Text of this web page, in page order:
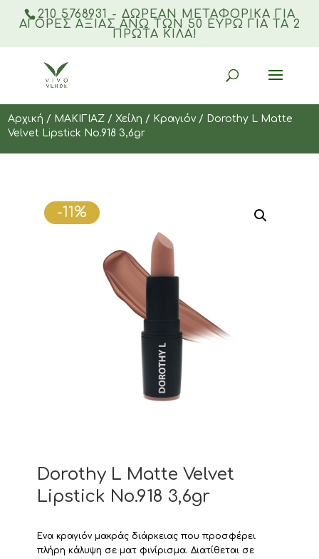
210 5768931 - ΔΩΡΕΑΝ ΜΕΤΑΦΟΡΙΚΆ ΓΙΑ
ΑΓΟΡΈΣ ΑΞΊΑΣ ΆΝΩ ΤΩΝ 50 ΕΥΡΏ ΓΙΑ ΤΑ 2
ΠΡΏΤΑ ΚΙΛΆ!
Αρχική / ΜΑΚΙΓΙΑΖ /Χείλη / Κραγιόν/ Dorothy L Matte
Velvet Lipstick Νο.918 3,6gr
-11%
Dorothy L Matte Velvet
Lipstick Νο.918 3,6gr
Ενα κραγιόν μακράς διάρκειας που προσφέρει
πλήρη κάλυψη σε ματ φινίρισμα. Διατίθεται σε